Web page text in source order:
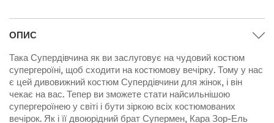
ОПИС
Така Супердівчина як ви заслуговує на чудовий костюм
супергероїні, щоб сходити на костюмову вечірку. Тому у нас
є цей дивовижний костюм Супердівчини для жінок, і він
чекає на вас. Тепер ви зможете стати найсильнішою
супергероїнею у світі і бути зіркою всіх костюмованих
вечірок. Як і її двоюрідний брат Супермен, Кара Зор-Ель